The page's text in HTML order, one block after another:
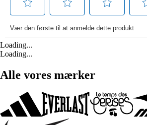
Loading...
Loading...
Alle vores mærker